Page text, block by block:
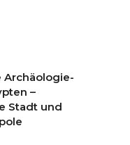
Archäologie-
–
Stadt und